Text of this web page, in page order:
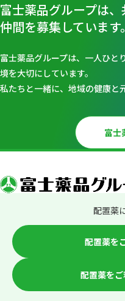
富士薬品グループは
仲間を募集しています。
富士薬品グループは、一人ひと
境を大切にしています。
私たちと一緒に、地域の健康と
富士
配置薬
配置薬を
配置薬を